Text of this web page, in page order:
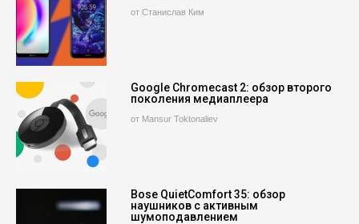
от Станислав Ким
Google Chromecast 2: обзор второго
поколения медиаплеера
от Mansur Toktonaliev
Bose QuietComfort 35: обзор
наушников с активным
шумоподавлением